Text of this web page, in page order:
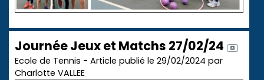
Journée Jeux et Matchs 27/02/24
Ecole de Tennis - Article publié le 29/02/2024 par
Charlotte VALLEE